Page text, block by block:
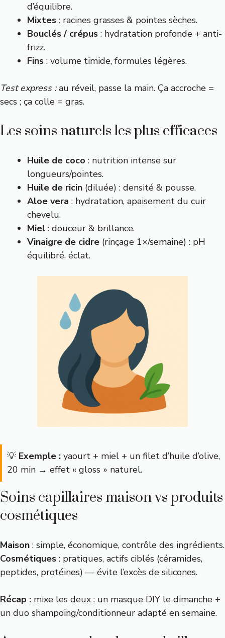
d’équilibre.
Mixtes : racines grasses & pointes sèches.
Bouclés / crépus : hydratation profonde + anti-
frizz.
Fins : volume timide, formules légères.
Test express :au réveil, passe la main. Ça accroche =
secs ; ça colle = gras.
Les soins naturels les plus efficaces
Huile de coco : nutrition intense sur
longueurs/pointes.
Huile de ricin (diluée) : densité & pousse.
Aloe vera : hydratation, apaisement du cuir
chevelu.
Miel : douceur & brillance.
Vinaigre de cidre (rinçage 1×/semaine) : pH
équilibré, éclat.
💡 Exemple : yaourt + miel + un filet d’huile d’olive,
20 min → effet « gloss » naturel.
Soins capillaires maison vs produits
cosmétiques
Maison : simple, économique, contrôle des ingrédients.
Cosmétiques : pratiques, actifs ciblés (céramides,
peptides, protéines) — évite l’excès de silicones.
Récap : mixe les deux : un masque DIY le dimanche +
un duo shampoing/conditionneur adapté en semaine.